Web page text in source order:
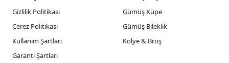
Gizlilik Politikası
Çerez Politikası
Kullanım Şartları
Garanti Şartları
Gümüş Küpe
Gümüş Bileklik
Kolye & Broş